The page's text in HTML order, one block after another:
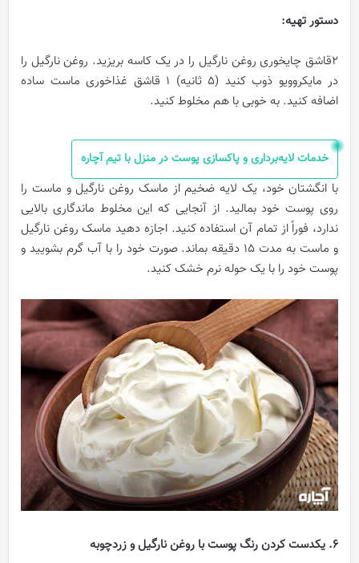
دستور تهیه:
2قاشق چایخوری روغن نارگیل را در یک کاسه بریزید. روغن نارگیل را
در مایکروویو ذوب کنید (5 ثانیه) ۱ قاشق غذاخوری ماست ساده
اضافه کنید. به خوبی با هم مخلوط کنید.
خدمات لایه‌برداری و پاکسازی پوست در منزل با تیم آچاره
با انگشتان خود، یک لایه ضخیم از ماسک روغن نارگیل و ماست را
روی پوست خود بمالید. از آنجایی که این مخلوط ماندگاری بالایی
ندارد، فوراً از تمام آن استفاده کنید. اجازه دهید ماسک روغن نارگیل
و ماست به مدت 15 دقیقه بماند. صورت خود را با آب گرم بشویید و
پوست خود را با یک حوله نرم خشک کنید.
۶. یکدست کردن رنگ پوست با روغن نارگیل و زردچوبه